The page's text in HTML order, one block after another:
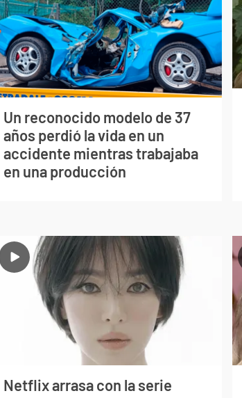
Un reconocido modelo de 37
años perdió la vida en un
accidente mientras trabajaba
en una producción
Netflix arrasa con la serie